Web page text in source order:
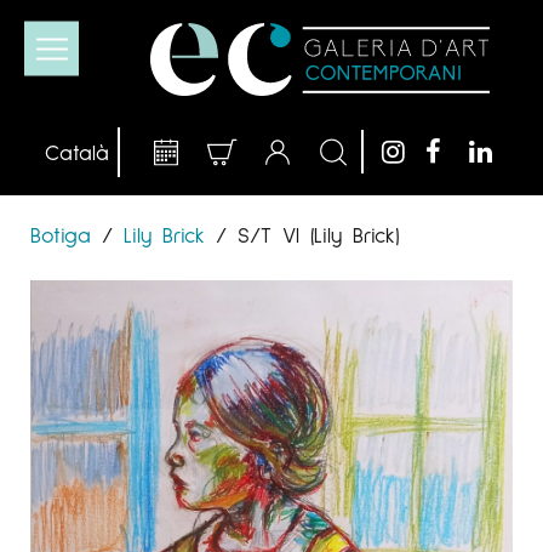
Botiga / Lily Brick / S/T VI (Lily Brick)